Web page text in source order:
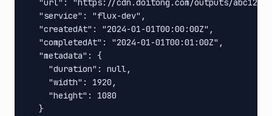
"url": "https://cdn.doitong.com/outputs/
  "service": "flux-dev",
  "createdAt": "2024-01-01T00:00:00Z",
  "completedAt": "2024-01-01T00:01:00Z",
  "metadata": {
    "duration": null,
    "width": 1920,
    "height": 1080
  }